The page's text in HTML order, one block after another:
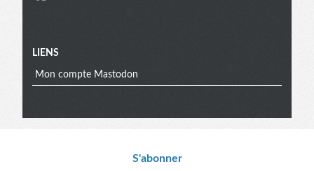
LIENS
Mon compte Mastodon
S'abonner